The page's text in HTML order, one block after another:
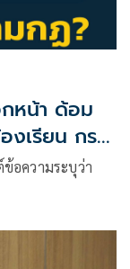
หน้า ด้อม
งเรียน กรณี
อความระบุว่า